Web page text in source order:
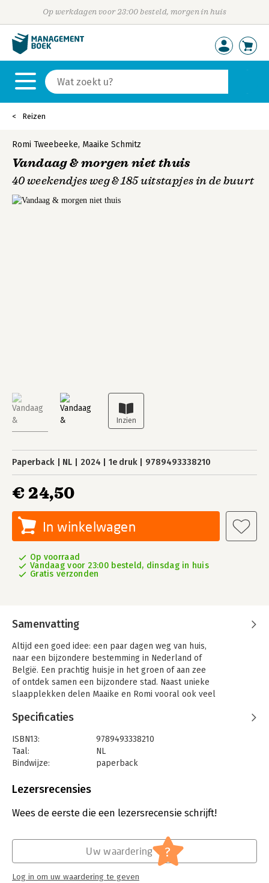
Op werkdagen voor 23:00 besteld, morgen in huis
Reizen
Romi Tweebeeke, Maaike Schmitz
Vandaag & morgen niet thuis
40 weekendjes weg & 185 uitstapjes in de buurt
Paperback NL 2024 1e druk 9789493338210
€ 24,50
In winkelwagen
Op voorraad
Vandaag voor 23:00 besteld, dinsdag in huis
Gratis verzonden
Samenvatting
Altijd een goed idee: een paar dagen weg van huis,
naar een bijzondere bestemming in Nederland of
België. Een prachtig huisje in het groen of aan zee
of ontdek samen een bijzondere stad. Naast unieke
slaapplekken delen Maaike en Romi vooral ook veel
met kinderen. Met dit boek kun je een compleet
Het zijn 40 accommodaties en zo’n 185 unieke extra
adressen. Van groepshuizen tot solotrips, geen
enkel weekend is hetzelfde.
Specificaties
ISBN13:
9789493338210
Taal:
NL
Bindwijze:
paperback
Druk:
Lezersrecensies
Wees de eerste die een lezersrecensie schrijft!
Uw waardering ?
Log in om uw waardering te geven